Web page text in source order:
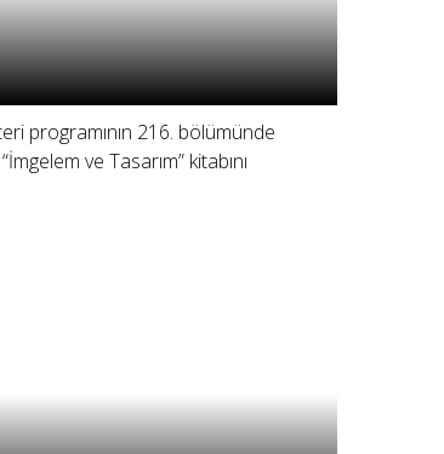
programının 216. bölümünde
ve Tasarım” kitabını